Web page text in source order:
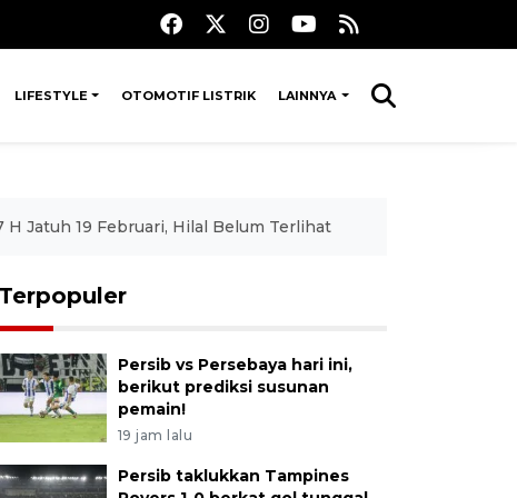
LIFESTYLE OTOMOTIF LISTRIK LAINNYA
H Jatuh 19 Februari, Hilal Belum Terlihat
Terpopuler
Persib vs Persebaya hari ini,
berikut prediksi susunan
pemain!
19 jam lalu
Persib taklukkan Tampines